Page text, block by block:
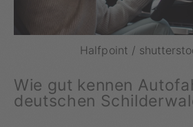
Halfpoint /
Wie gut kennen
deutschen